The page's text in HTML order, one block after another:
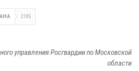
2185
управления Росгвардии по Московской
области